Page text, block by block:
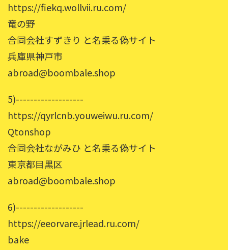
https://fiekq.wollvii.ru.com/
竜の野
合同会社すずきり と名乗る偽サイト
兵庫県神戸市
abroad@boombale.shop
5)-------------------
https://qyrlcnb.youweiwu.ru.com/
Qtonshop
合同会社ながみひ と名乗る偽サイト
東京都目黒区
abroad@boombale.shop
6)-------------------
https://eeorvare.jrlead.ru.com/
bake